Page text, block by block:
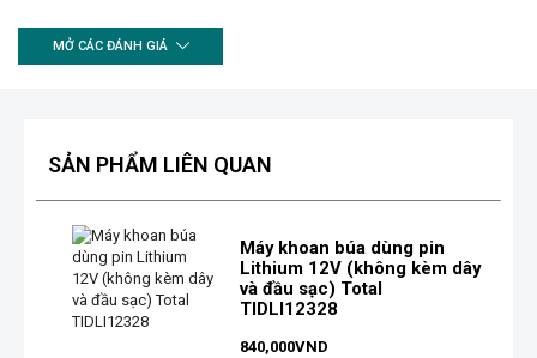
MỞ CÁC ĐÁNH GIÁ
SẢN PHẨM LIÊN QUAN
Máy khoan búa dùng pin
Lithium 12V (không kèm dây
và đầu sạc) Total
TIDLI12328
840,000VND